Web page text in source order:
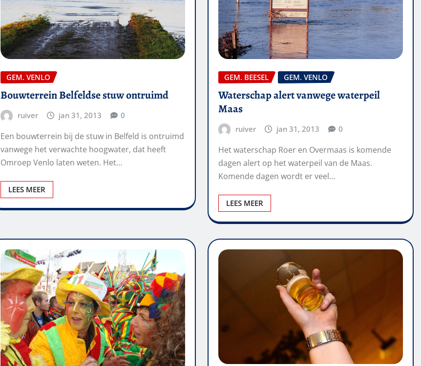
GEM. VENLO
Bouwterrein Belfeldse stuw ontruimd
ruiver jan 31, 2013 0
Een bouwterrein bij de stuw in Belfeld is ontruimd
vanwege het verwachte hoogwater, dat heeft
Omroep Venlo laten weten. Het…
LEES MEER
GEM. BEESEL GEM. VENLO
Waterschap alert vanwege waterpeil
Maas
ruiver jan 31, 2013 0
Het waterschap Roer en Overmaas is komende
dagen alert op het waterpeil van de Maas.
Komende dagen wordt er veel…
LEES MEER